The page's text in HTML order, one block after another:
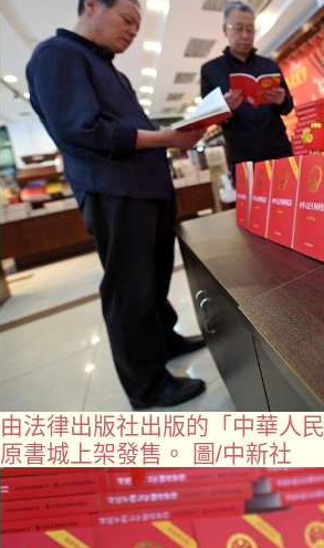
由法律出版社出版的「中華人
原書城上架發售。 圖/中新社